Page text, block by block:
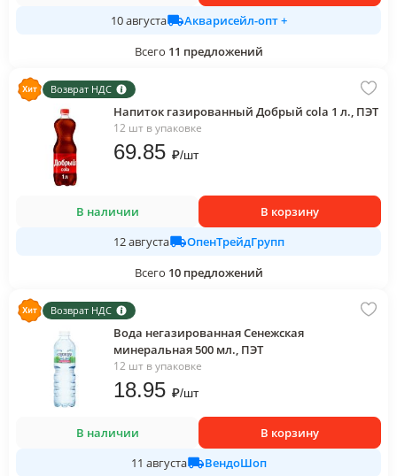
10 августа
Акварисейл-опт +
Всего 11 предложений
Возврат НДС
Напиток газированный Добрый cola 1 л., ПЭТ
12 шт в упаковке
69.85 ₽/шт
В наличии
В корзину
12 августа
ОпенТрейдГрупп
Всего 10 предложений
Возврат НДС
Вода негазированная Сенежская
минеральная 500 мл., ПЭТ
12 шт в упаковке
18.95 ₽/шт
В наличии
В корзину
11 августа
ВендоШоп